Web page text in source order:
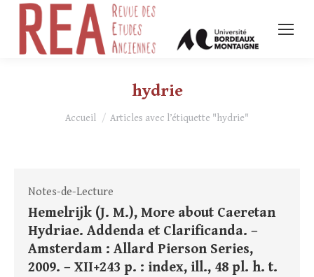
hydrie
Vous êtes ici :
Accueil Articles avec l’étiquette "hydrie"
Notes-de-Lecture
Hemelrijk (J. M.), More about Caeretan
Hydriae. Addenda et Clarificanda. –
Amsterdam : Allard Pierson Series,
2009. – XII+243 p. : index, ill., 48 pl. h. t.